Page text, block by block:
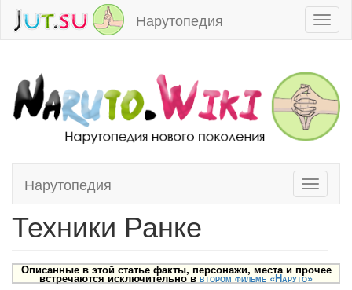
Нарутопедия
Toggle
Нарутопедия
Перейти к:навигация,поиск
Техники Ранке
Описанные в этой статье факты, персонажи, места и прочее
встречаются исключительно ввтором фильме «Наруто»